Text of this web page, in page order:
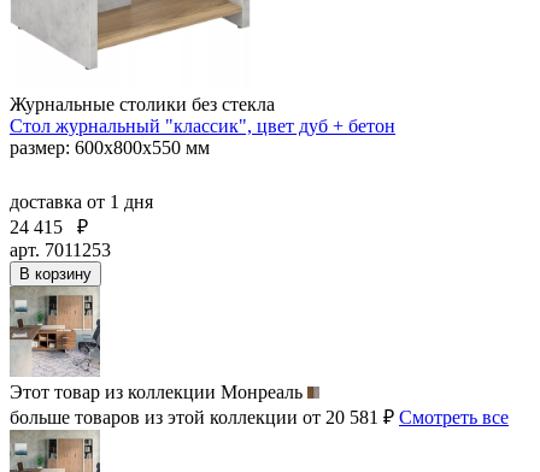
Журнальные столики без стекла
Стол журнальный "классик", цвет дуб + бетон
размер: 600х800х550 мм
доставка от 1 дня
24 415
₽
арт. 7011253
В корзину
Этот товар из коллекции Монреаль
больше товаров из этой коллекции от 20 581 ₽ Смотреть все